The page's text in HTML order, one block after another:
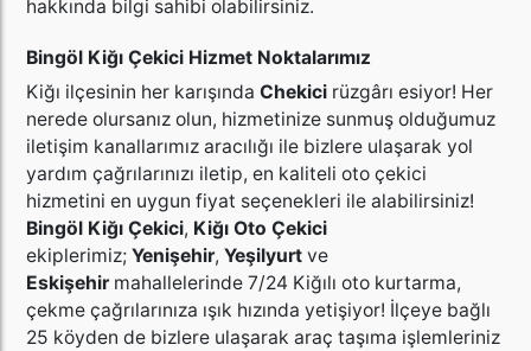
hakkında bilgi sahibi olabilirsiniz.
Bingöl Kiğı Çekici Hizmet Noktalarımız
Kiğı ilçesinin her karışındaChekici rüzgârı esiyor! Her
nerede olursanız olun, hizmetinize sunmuş olduğumuz
iletişim kanallarımız aracılığı ile bizlere ulaşarak yol
yardım çağrılarınızı iletip, en kaliteli oto çekici
hizmetini en uygun fiyat seçenekleri ile alabilirsiniz!
Bingöl Kiğı Çekici, Kiğı Oto Çekici
ekiplerimiz;Yenişehir,Yeşilyurt ve
Eskişehirmahallelerinde 7/24 Kiğılı oto kurtarma,
çekme çağrılarınıza ışık hızında yetişiyor! İlçeye bağlı
25 köyden de bizlere ulaşarak araç taşıma işlemleriniz